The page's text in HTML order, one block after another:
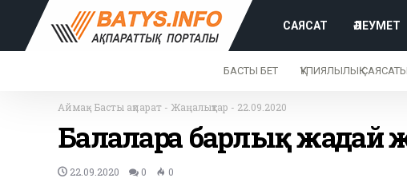
САЯСАТ ӘЛЕУМЕТ
БАСТЫ БЕТ ҚҰПИЯЛЫЛЫҚ САЯСАТЫ
Аймақ- Басты ақпарат - Жаңалықтар - 22.09.2020
Балаларға барлық жағдай
22.09.2020 0 0